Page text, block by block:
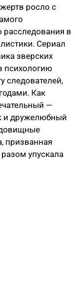
росло с
расследования в
Сериал
зверских
психологию
следователей,
Как
—
и дружелюбный
призванная
упускала